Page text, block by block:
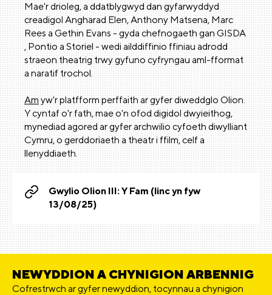
Mae'r drioleg, a ddatblygwyd dan gyfarwyddyd
creadigol Angharad Elen, Anthony Matsena, Marc
Rees a Gethin Evans - gyda chefnogaeth gan GISDA
, Pontio a Storiel - wedi ailddiffinio ffiniau adrodd
straeon theatrig trwy gyfuno cyfryngau aml-fformat
a naratif trochol.
Amyw'r platfform perffaith ar gyfer diweddglo Olion.
Y cyntaf o'r fath, mae o'n ofod digidol dwyieithog,
mynediad agored ar gyfer archwilio cyfoeth diwylliant
Cymru, o gerddoriaeth a theatr i ffilm, celf a
llenyddiaeth.
Gwylio Olion III: Y Fam (linc yn fyw
13/08/25)
NEWYDDION A CHYNIGION ARBENNIG
Cofrestrwch ar gyfer newyddion, tocynnau a chynigion